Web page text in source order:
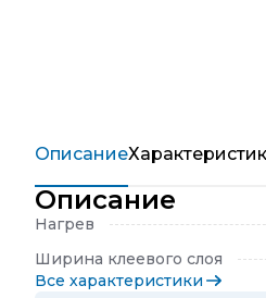
Описание
Описание
Нагрев
Ширина клеевого слоя
Все характеристики